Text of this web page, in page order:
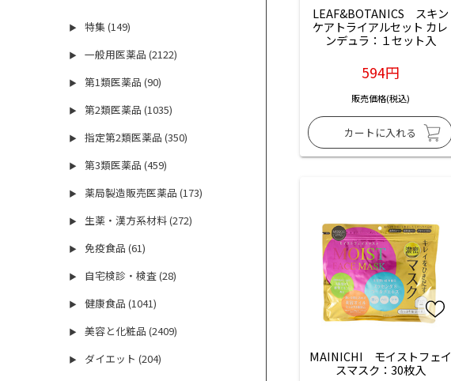
▶ 特集 (149)
▶ 一般用医薬品 (2122)
▶ 第1類医薬品 (90)
▶ 第2類医薬品 (1035)
▶ 指定第2類医薬品 (350)
▶ 第3類医薬品 (459)
▶ 薬局製造販売医薬品 (173)
▶ 生薬・漢方系材料 (272)
▶ 免疫食品 (61)
▶ 自宅検診・検査 (28)
▶ 健康食品 (1041)
▶ 美容と化粧品 (2409)
▶ ダイエット (204)
LEAF&BOTANICS　スキン
ケアトライアルセット カレ
ンデュラ：１セット入
594円
販売価格(税込)
MAINICHI　モイストフェイ
スマスク：30枚入